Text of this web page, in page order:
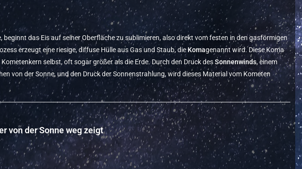
beginnt das Eis auf seiner Oberfläche zu sublimieren, also direkt vom festen in den gasförmigen
erzeugt eine riesige, diffuse Hülle aus Gas und Staub, dieKomagenannt wird. Diese Koma
selbst, oft sogar größer als die Erde. Durch den Druck desSonnenwinds, einem
von der Sonne, und den Druck der Sonnenstrahlung, wird dieses Material vom Kometen
von der Sonne weg zeigt